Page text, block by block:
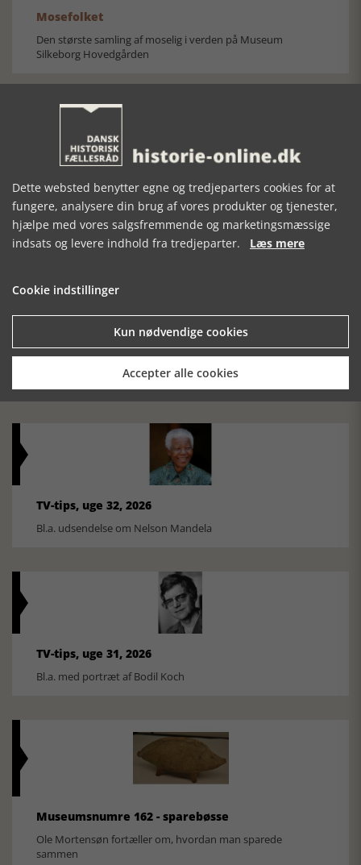
Mosefolket
Den største samling af moselig i verden på Museum
Silkeborg Hovedgården
Historisk festival i Faaborg
FOBURGH Faaborg Internationale Historie Festival 2026 30.
oktober - 1. november 2026
Historiens Aktører 79 - John Reed
Ole Mortensøn fortæller om den amerikanske journalist
TV-tips, uge 32, 2026
Bl.a. udsendelse om Nelson Mandela
TV-tips, uge 31, 2026
Bl.a. med portræt af Bodil Koch
Museumsnumre 162 - sparebøsse
Ole Mortensøn fortæller om, hvordan man sparede
sammen
Dette websted benytter egne og tredjeparters cookies for at
fungere, analysere din brug af vores produkter og tjenester,
hjælpe med vores salgsfremmende og marketingsmæssige
indsats og levere indhold fra tredjeparter. Læs mere
Cookie indstillinger
Kun nødvendige cookies
Accepter alle cookies